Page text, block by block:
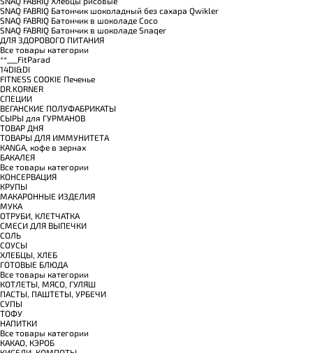
SNAQ FABRIQ Батончик шоколадный без сахара Qwikler
SNAQ FABRIQ Батончик в шоколаде Coco
SNAQ FABRIQ Батончик в шоколаде Snaqer
ДЛЯ ЗДОРОВОГО ПИТАНИЯ
Все товары категории
**___FitParad
14DI&DI
FITNESS COOKIE Печенье
DR.KORNER
СПЕЦИИ
ВЕГАНСКИЕ ПОЛУФАБРИКАТЫ
СЫРЫ для ГУРМАНОВ
TОВАР ДНЯ
TОВАРЫ ДЛЯ ИММУНИТЕТА
КANGA, кофе в зернах
БАКАЛЕЯ
Все товары категории
КОНСЕРВАЦИЯ
КРУПЫ
МАКАРОННЫЕ ИЗДЕЛИЯ
МУКА
ОТРУБИ, КЛЕТЧАТКА
СМЕСИ ДЛЯ ВЫПЕЧКИ
СОЛЬ
СОУСЫ
ХЛЕБЦЫ, ХЛЕБ
ГОТОВЫЕ БЛЮДА
Все товары категории
КОТЛЕТЫ, МЯСО, ГУЛЯШ
ПАСТЫ, ПАШТЕТЫ, УРБЕЧИ
СУПЫ
ТОФУ
НАПИТКИ
Все товары категории
КАКАО, КЭРОБ